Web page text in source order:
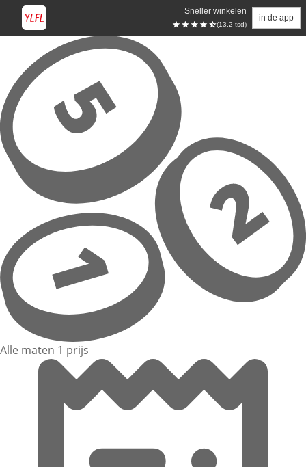
Sneller winkelen
(13.2 tsd)
in de app
Overslaan naar hoofdinhoud
Alle maten 1 prijs